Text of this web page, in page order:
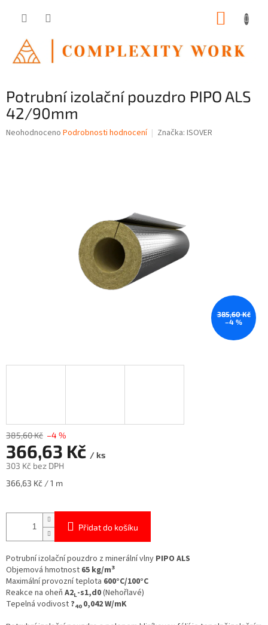
Potrubní izolační pouzdro PIPO ALS
42/90mm
Průměrné
Neohodnoceno Podrobnosti hodnocení Značka: ISOVER
385,60 Kč
–4 %
385,60 Kč –4 %
366,63 Kč / ks
303 Kč bez DPH
Měrná
366,63 Kč / 1 m
Přidat do košíku
Potrubní izolační pouzdro z minerální vlny PIPO ALS
Objemová hmotnost 65 kg/m3
Maximální provozní teplota 600°C/100°C
Reakce na oheň A2L-s1,d0(Nehořlavé)
Tepelná vodivost ?40 0,042 W/mK